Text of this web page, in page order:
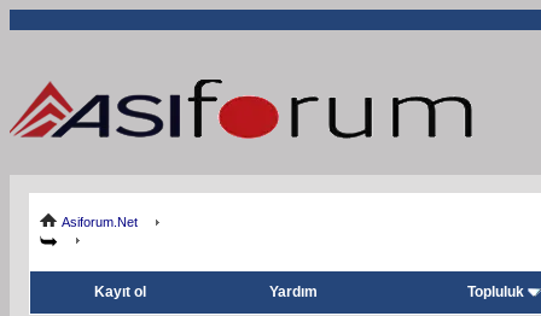
Asiforum.Net
Kayıt ol Yardım Topluluk